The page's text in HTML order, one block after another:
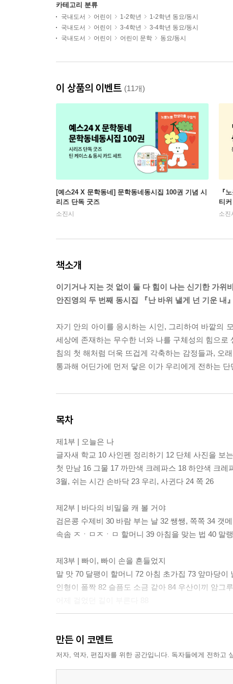
카테고리 분류
국내도서 어린이 1-2학년
1-2학년 동요/동시
국내도서
어린이 3-4학년
3-4학년 동요/동시
국내도서
어린이 어린이 문학 동요/동시
이 상품의 이벤트 (11개)
[예스24 X 문학동네] 문학동네동시집 100권 기념 시
리즈 단독 굿즈
소진시
『
티커
소진
책소개
이기거나 지는 것 없이 둘 다 힘이 나는 신기한 가위
안진영의 두 번째 동시집 『난 바위 낼게 넌 기운 내』
자기 안의 아이를 응시하는 시인, 그리하여 바깥의
세상에 존재하는 무수한 너와 나를 구체성의 힘으
침의 첫 해처럼 더욱 뜨겁게 각축하는 감정들과, 오
통과해 어딘가에 먼저 닿은 이가 우리에게 전하는
목차
제1부 | 오늘은 나
글자새 학교 10 사인펜 정리하기 12 단체 사진을 보
첫 만남 16 그물 17 까만색 크레파스 18 하얀색 크레
3월, 쉬는 시간 손바닥 23 우리, 사귄다 24 쪽 26
제2부 | 바다의 비밀을 캐 볼 거야
검은콩 수제비 30 바람 부는 날 32 쌩쌩, 쪽쪽 34 갯
속솜 ㅈㆍㅁㅈㆍㅁ 할머니 39 아침을 맞는 법 40 말
제3부 | 빠이, 빠이 손을 흔들었지
말 맛 70 달팽이 할머니 72 아침 초가집 73 앞마당이
인형이 폴짝 82 슬픔도 소금 같아 84 우산이끼 암그
목욕탕 앞 50 없으니까 없지 두더지 52 책 읽을 때 눈
너에게로 가는 길 58 어느 자음의 가출 59 화 푸는 법
만든 이 코멘트
저자, 역자, 편집자를 위한 공간입니다. 독자들에게 전하고